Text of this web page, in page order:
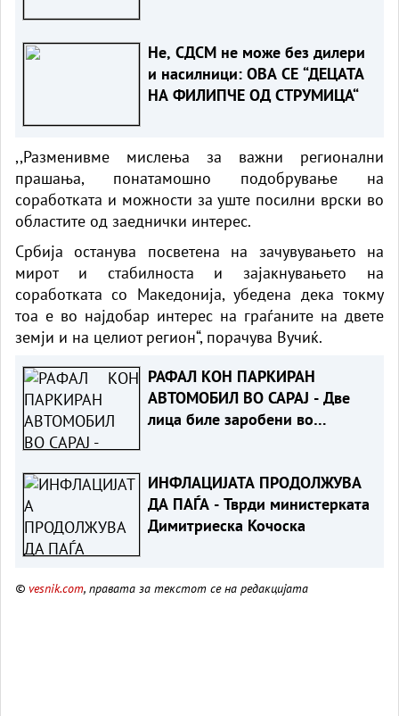
Не, СДСМ не може без дилери
и насилници: ОВА СЕ “ДЕЦАТА
НА ФИЛИПЧЕ ОД СТРУМИЦА“
,,Разменивме мислења за важни регионални
прашања, понатамошно подобрување на
соработката и можности за уште посилни врски во
областите од заеднички интерес.
Србија останува посветена на зачувувањето на
мирот и стабилноста и зајакнувањето на
соработката со Македонија, убедена дека токму
тоа е во најдобар интерес на граѓаните на двете
земји и на целиот регион“, порачува Вучиќ.
РАФАЛ КОН ПАРКИРАН
АВТОМОБИЛ ВО САРАЈ - Две
лица биле заробени во
ИНФЛАЦИЈАТА ПРОДОЛЖУВА
ДА ПАЃА - Тврди министерката
Димитриеска Кочоска
© vesnik.com, правата за текстот се на редакцијата